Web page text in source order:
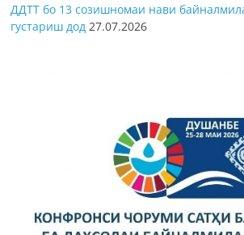
ДДТТ бо 13 созишномаи нави
густариш дод 27.07.2026